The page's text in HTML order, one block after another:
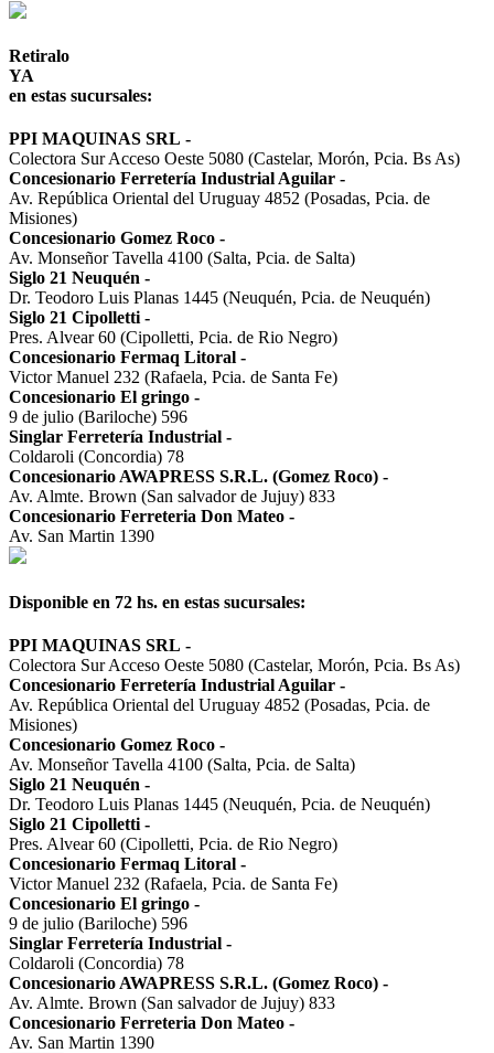
Retiralo
YA
en estas sucursales:
PPI MAQUINAS SRL -
Colectora Sur Acceso Oeste 5080 (Castelar, Morón, Pcia. Bs As)
Concesionario Ferretería Industrial Aguilar -
Av. República Oriental del Uruguay 4852 (Posadas, Pcia. de
Misiones)
Concesionario Gomez Roco -
Av. Monseñor Tavella 4100 (Salta, Pcia. de Salta)
Siglo 21 Neuquén -
Dr. Teodoro Luis Planas 1445 (Neuquén, Pcia. de Neuquén)
Siglo 21 Cipolletti -
Pres. Alvear 60 (Cipolletti, Pcia. de Rio Negro)
Concesionario Fermaq Litoral -
Victor Manuel 232 (Rafaela, Pcia. de Santa Fe)
Concesionario El gringo -
9 de julio (Bariloche) 596
Singlar Ferretería Industrial -
Coldaroli (Concordia) 78
Concesionario AWAPRESS S.R.L. (Gomez Roco) -
Av. Almte. Brown (San salvador de Jujuy) 833
Concesionario Ferreteria Don Mateo -
Av. San Martin 1390
Disponible en 72 hs. en estas sucursales:
PPI MAQUINAS SRL -
Colectora Sur Acceso Oeste 5080 (Castelar, Morón, Pcia. Bs As)
Concesionario Ferretería Industrial Aguilar -
Av. República Oriental del Uruguay 4852 (Posadas, Pcia. de
Misiones)
Concesionario Gomez Roco -
Av. Monseñor Tavella 4100 (Salta, Pcia. de Salta)
Siglo 21 Neuquén -
Dr. Teodoro Luis Planas 1445 (Neuquén, Pcia. de Neuquén)
Siglo 21 Cipolletti -
Pres. Alvear 60 (Cipolletti, Pcia. de Rio Negro)
Concesionario Fermaq Litoral -
Victor Manuel 232 (Rafaela, Pcia. de Santa Fe)
Concesionario El gringo -
9 de julio (Bariloche) 596
Singlar Ferretería Industrial -
Coldaroli (Concordia) 78
Concesionario AWAPRESS S.R.L. (Gomez Roco) -
Av. Almte. Brown (San salvador de Jujuy) 833
Concesionario Ferreteria Don Mateo -
Av. San Martin 1390